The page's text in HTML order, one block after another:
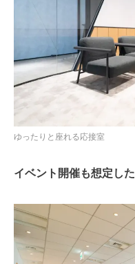
ゆったりと座れる応接室
イベント開催も想定し